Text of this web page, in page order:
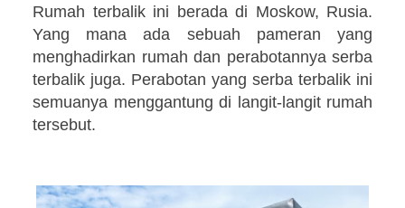
Rumah terbalik ini berada di Moskow, Rusia.
Yang mana ada sebuah pameran yang
menghadirkan rumah dan perabotannya serba
terbalik juga. Perabotan yang serba terbalik ini
semuanya menggantung di langit-langit rumah
tersebut.